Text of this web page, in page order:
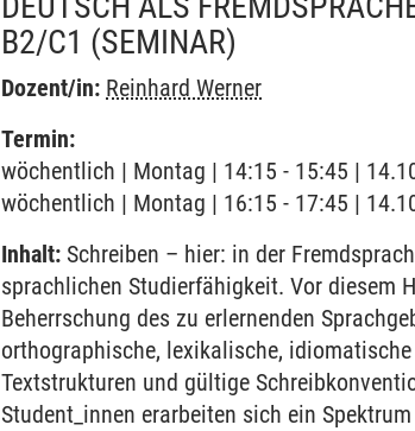
B2/C1 (SEMINAR)
Dozent/in: Reinhard Werner
Termin:
wöchentlich | Montag | 14:15 - 15:45 |
wöchentlich | Montag | 16:15 - 17:45 |
Inhalt: Schreiben – hier: in der
sprachlichen Studierfähigkeit. Vor diesem
Beherrschung des zu erlernenden
orthographische, lexikalische,
Textstrukturen und gültige
Student_innen erarbeiten sich ein